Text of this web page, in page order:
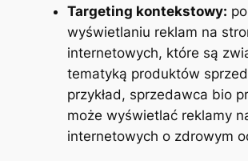
Targeting kontekstowy:
wyświetlaniu reklam na
internetowych, które są
tematyką produktów
przykład, sprzedawca bio
może wyświetlać reklamy
internetowych o zdrowym